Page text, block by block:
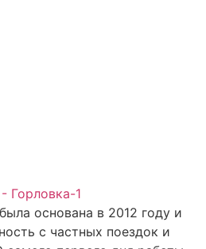
основана в 2012 году и
с частных поездок и